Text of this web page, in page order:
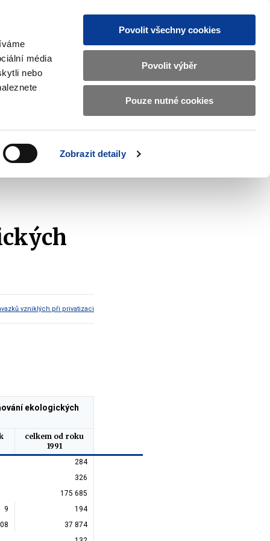
média
nebo
Zobrazit detaily
Povolit všechny cookies
Povolit výběr
Pouze nutné cookies
CZ EN
Základní
informace
o
Ministerstvu
financí
submenu
EU
submenu
2019
vzniklých při privatizaci
celkem od roku
1991
ekologických
284
326
175 685
9
194
37 874